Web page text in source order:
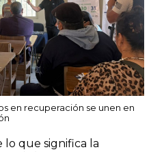
en recuperación se unen en
lo que significa la